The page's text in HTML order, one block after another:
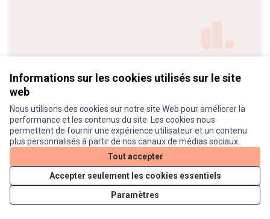
Informations sur les cookies utilisés sur le site
web
Nous utilisons des cookies sur notre site Web pour améliorer la
performance et les contenus du site. Les cookies nous
permettent de fournir une expérience utilisateur et un contenu
plus personnalisés à partir de nos canaux de médias sociaux.
Tout accepter
Accepter seulement les cookies essentiels
Paramètres
Augmenter l'Installation de L'arbre
Algal dans Toulouse
Retenue
ID.31